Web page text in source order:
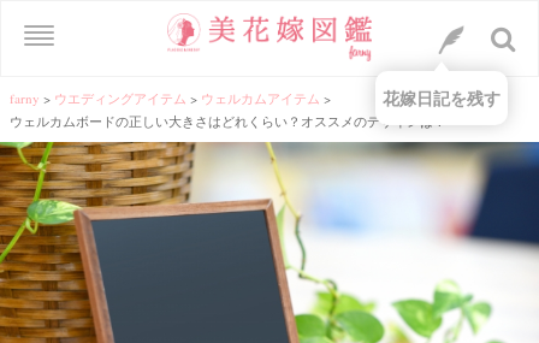
farny > ウエディングアイテム > ウェルカムアイテム >
ウェルカムボードの正しい大きさはどれくらい？オススメのデザインは？
花嫁日記を残す